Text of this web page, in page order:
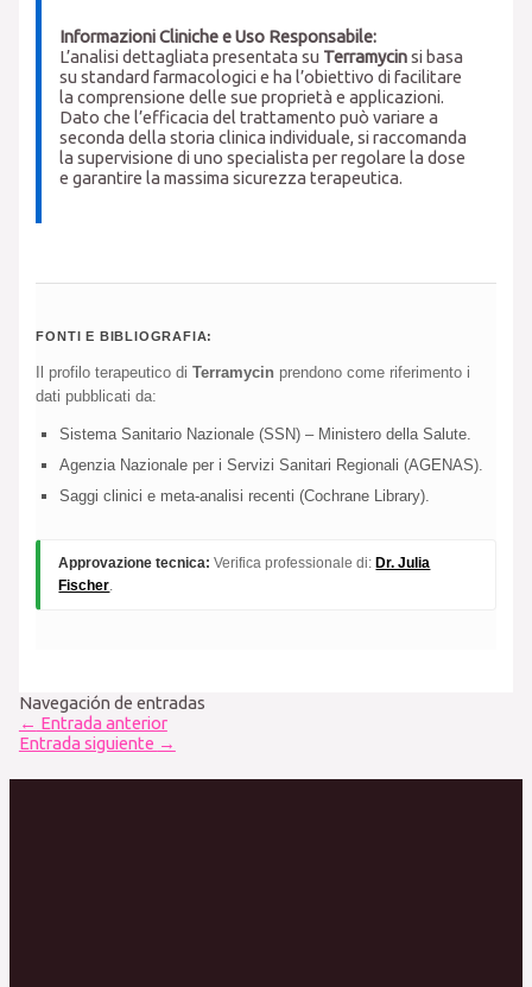
Informazioni Cliniche e Uso Responsabile:
L’analisi dettagliata presentata su Terramycinsi basa
su standard farmacologici e ha l’obiettivo di facilitare
la comprensione delle sue proprietà e applicazioni.
Dato che l’efficacia del trattamento può variare a
seconda della storia clinica individuale, si raccomanda
la supervisione di uno specialista per regolare la dose
e garantire la massima sicurezza terapeutica.
FONTI E BIBLIOGRAFIA:
Il profilo terapeutico diTerramycin prendono come riferimento i
dati pubblicati da:
Sistema Sanitario Nazionale (SSN) – Ministero della Salute.
Agenzia Nazionale per i Servizi Sanitari Regionali (AGENAS).
Saggi clinici e meta-analisi recenti (Cochrane Library).
Approvazione tecnica:Verifica professionale di: Dr. Julia
Fischer.
Navegación de entradas
← Entrada anterior
Entrada siguiente →